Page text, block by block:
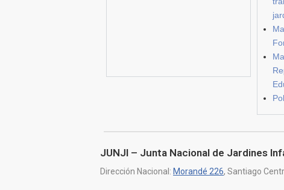
JUNJI – Junta Nacional de Jardines
Dirección Nacional: Morandé 226, Santiago